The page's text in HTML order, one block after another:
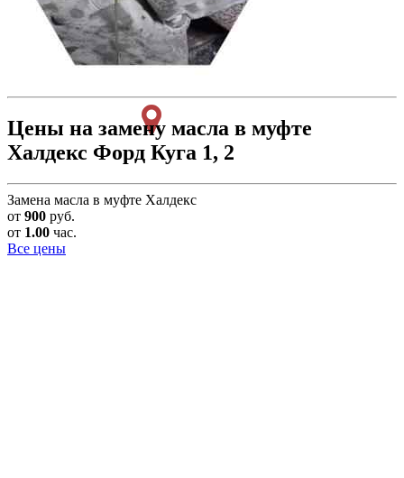
Цены на замену масла в муфте
Халдекс Форд Куга 1, 2
Замена масла в муфте Халдекс
от 900 руб.
от 1.00 час.
Все цены